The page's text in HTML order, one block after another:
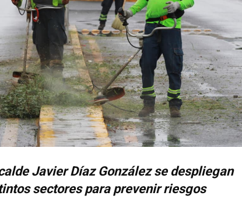
Javier Díaz González se despliegan
sectores para prevenir riesgos